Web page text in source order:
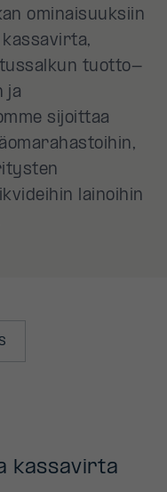
ominaisuuksiin
tuotto-
ja
sijoittaa
lainoihin
kassavirta